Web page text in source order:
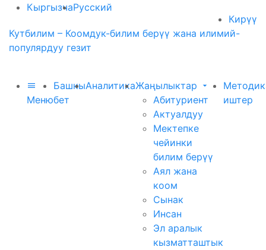
КыргызчаРусский
Кирүү
Кутбилим – Коомдук-билим берүү жана илимий-
популярдуу гезит
Меню
Башкы
бет
АналитикаЖаңылыктар
Абитуриент
Актуалдуу
Мектепке
чейинки
билим берүү
Аял жана
коом
Сынак
Инсан
Эл аралык
кызматташтык
иштер